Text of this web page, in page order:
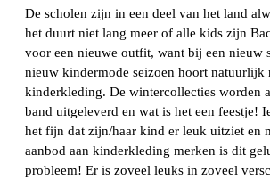
De scholen zijn in een deel van het land
het duurt niet lang meer of alle kids zijn
voor een nieuwe outfit, want bij een nieuw
nieuw kindermode seizoen hoort natuurlijk
kinderkleding. De wintercollecties worden
band uitgeleverd en wat is het een feestje!
het fijn dat zijn/haar kind er leuk uitziet en
aanbod aan kinderkleding merken is dit
probleem! Er is zoveel leuks in zoveel